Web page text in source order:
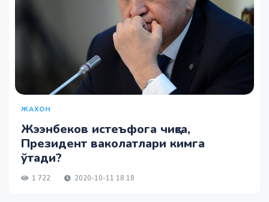
ЖАХОН
Жээнбеков истеъфога чиқса,
Президент ваколатлари кимга
ўтади?
1 722 2020-10-11 18:18